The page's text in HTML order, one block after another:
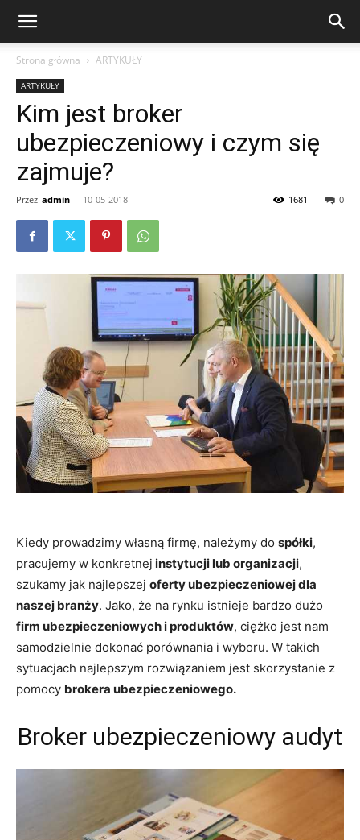
Strona główna ARTYKUŁY
ARTYKUŁY
Kim jest broker
ubezpieczeniowy i czym się
zajmuje?
Przez admin - 10-05-2018 0
1681
Kiedy prowadzimy własną firmę, należymy do spółki,
pracujemy w konkretnej instytucji lub organizacji,
szukamy jak najlepszej oferty ubezpieczeniowej dla
naszej branży. Jako, że na rynku istnieje bardzo dużo
firm ubezpieczeniowych i produktów, ciężko jest nam
samodzielnie dokonać porównania i wyboru. W takich
sytuacjach najlepszym rozwiązaniem jest skorzystanie z
pomocy brokera ubezpieczeniowego.
Broker ubezpieczeniowy audyt